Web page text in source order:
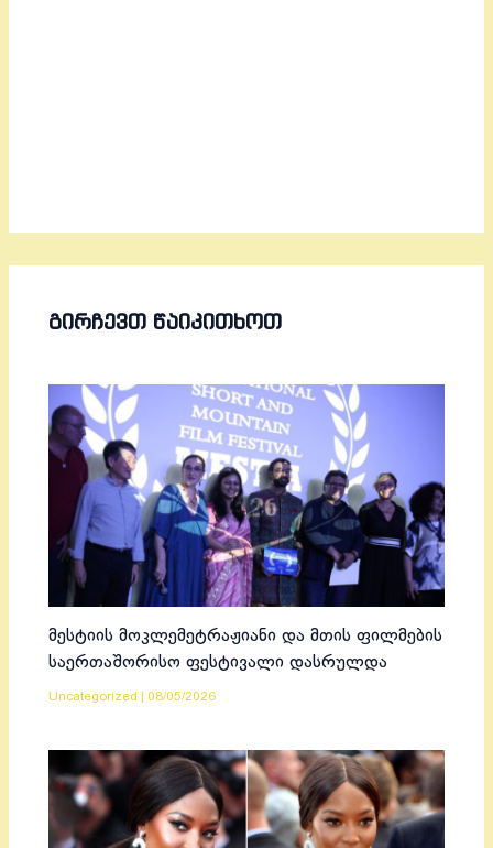
ᲒᲘᲠᲩᲔᲕᲗ ᲬᲐᲘᲙᲘᲗᲮᲝᲗ
მესტიის მოკლემეტრაჟიანი და მთის ფილმების
საერთაშორისო ფესტივალი დასრულდა
Uncategorized 08/05/2026